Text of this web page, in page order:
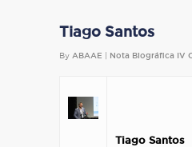
Tiago Santos
By ABAAE Nota Biográfica IV
Tiago Santos